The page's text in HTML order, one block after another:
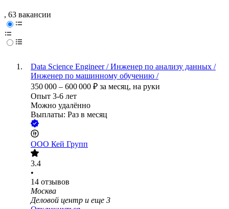
, 63 вакансии
Data Science Engineer / Инженер по анализу данных /
Инженер по машинному обучению /
350 000 – 600 000 ₽ за месяц, на руки
Опыт 3-6 лет
Можно удалённо
Выплаты: Раз в месяц
ООО Кей Групп
3.4
•
14 отзывов
Москва
Деловой центр и еще 3